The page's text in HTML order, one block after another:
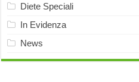
Diete Speciali
In Evidenza
News